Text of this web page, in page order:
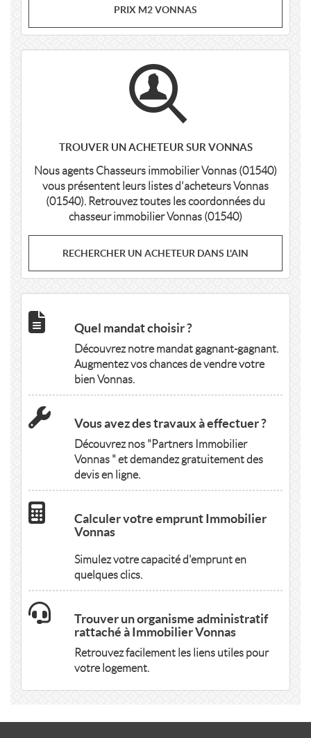
PRIX M2 VONNAS
TROUVER UN ACHETEUR SUR VONNAS
Nous agents Chasseurs immobilier Vonnas (01540)
vous présentent leurs listes d'acheteurs Vonnas
(01540). Retrouvez toutes les coordonnées du
chasseur immobilier Vonnas (01540)
RECHERCHER UN ACHETEUR DANS L'AIN
Quel mandat choisir ?
Découvrez notre mandat gagnant-gagnant.
Augmentez vos chances de vendre votre
bien Vonnas.
Vous avez des travaux à effectuer ?
Découvrez nos "Partners Immobilier
Vonnas " et demandez gratuitement des
devis en ligne.
Calculer votre emprunt Immobilier
Vonnas
Simulez votre capacité d'emprunt en
quelques clics.
Trouver un organisme administratif
rattaché à Immobilier Vonnas
Retrouvez facilement les liens utiles pour
votre logement.